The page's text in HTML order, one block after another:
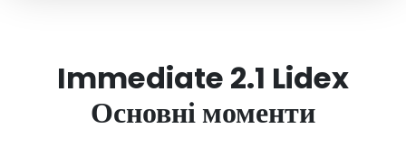
Immediate 2.1 Lidex
Основні моменти